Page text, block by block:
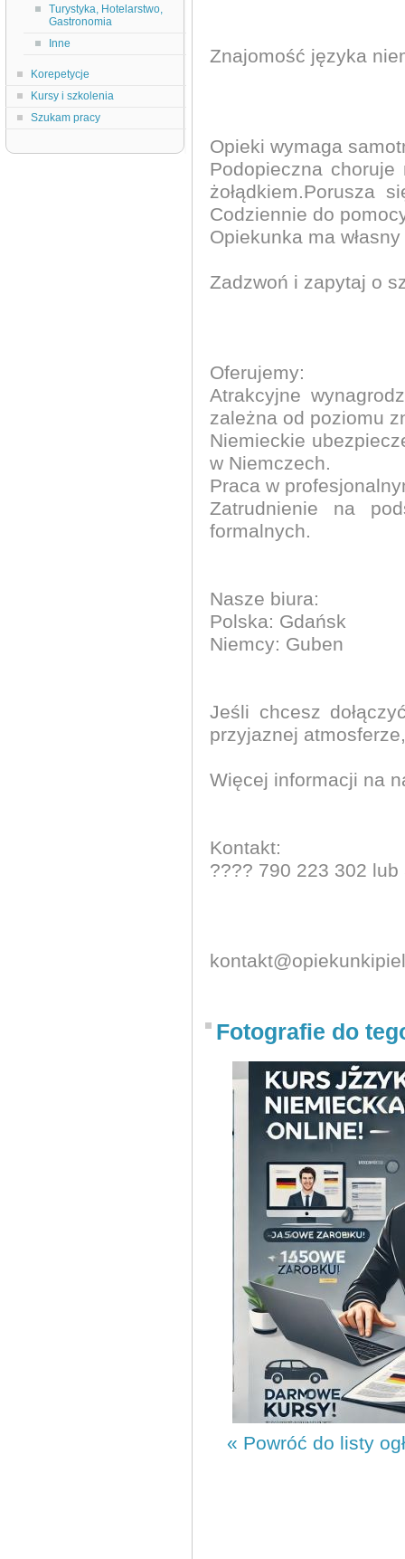
Turystyka, Hotelarstwo,
Gastronomia
Inne
Korepetycje
Kursy i szkolenia
Szukam pracy
Znajomość języka
Opieki wymaga
Podopieczna
żołądkiem.Porusza
Codziennie do
Opiekunka ma
Zadzwoń i zapytaj o
Oferujemy:
Atrakcyjne
zależna od poziomu
Niemieckie
w Niemczech.
Praca w
Zatrudnienie na
formalnych.
Nasze biura:
Polska: Gdańsk
Niemcy: Guben
Jeśli chcesz
przyjaznej
Więcej informacji na
Kontakt:
???? 790 223 302
Fotografie do
« Powróć do listy